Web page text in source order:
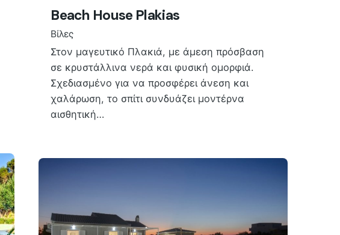
Beach House Plakias
Βίλες
Στον μαγευτικό Πλακιά, με άμεση πρόσβαση
σε κρυστάλλινα νερά και φυσική ομορφιά.
Σχεδιασμένο για να προσφέρει άνεση και
χαλάρωση, το σπίτι συνδυάζει μοντέρνα
αισθητική…